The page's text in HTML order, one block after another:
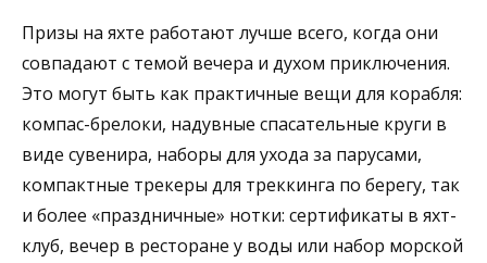
Призы на яхте работают лучше всего, когда они
совпадают с темой вечера и духом приключения.
Это могут быть как практичные вещи для корабля:
компас-брелоки, надувные спасательные круги в
виде сувенира, наборы для ухода за парусами,
компактные трекеры для треккинга по берегу, так
и более «праздничные» нотки: сертификаты в яхт-
клуб, вечер в ресторане у воды или набор морской